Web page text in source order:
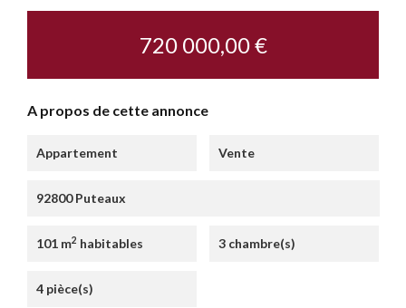
720 000,00 €
A propos de cette annonce
Appartement Vente
92800 Puteaux
101 m2 habitables 3 chambre(s)
4 pièce(s)